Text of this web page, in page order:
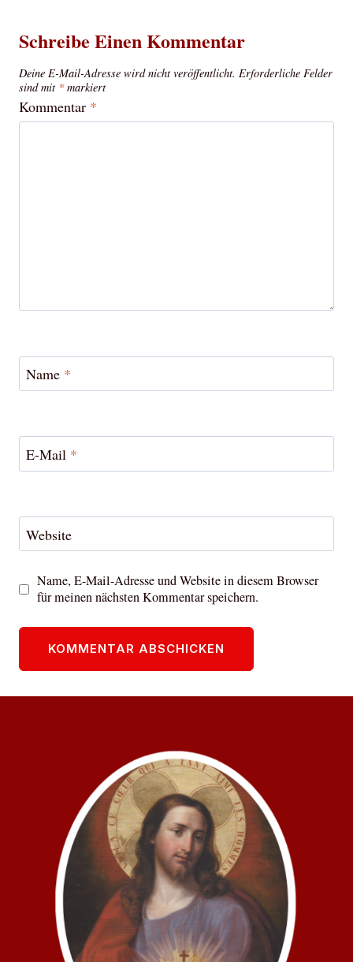
Schreibe Einen Kommentar
Deine E-Mail-Adresse wird nicht veröffentlicht. Erforderliche Felder
sind mit * markiert
Kommentar *
Name *
E-Mail *
Website
Name, E-Mail-Adresse und Website in diesem Browser
für meinen nächsten Kommentar speichern.